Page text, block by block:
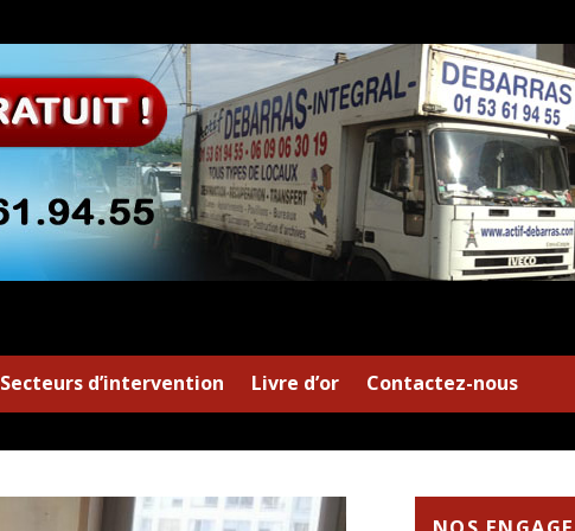
Secteurs d’intervention Livre d’or Contactez-nous